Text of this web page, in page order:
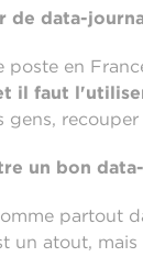
de data-
poste en
il faut
un bon
partout
un atout,